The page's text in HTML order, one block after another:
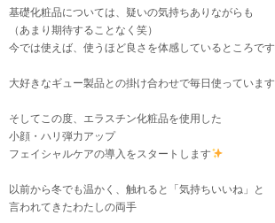
基礎化粧品については、疑いの気持ちありながらも
（あまり期待することなく笑）
今では使えば、使うほど良さを体感しているところです
大好きなギュー製品との掛け合わせで毎日使っています
そしてこの度、エラスチン化粧品を使用した
小顔・ハリ弾力アップ
フェイシャルケアの導入をスタートします
以前から冬でも温かく、触れると「気持ちいいね」と
言われてきたわたしの両手